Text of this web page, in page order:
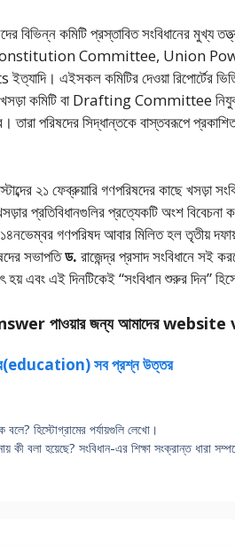
বিভিন্ন কমিটি প্রস্তাবিত সংবিধানের মুখ্য
Committee, Union
এইসকল কমিটির দেওয়া রিপাের্টের
খসড়া কমিটি বা Drafting
পরিষদের সিদ্ধান্তকে বাস্তবরূপে
২১ ফেব্রুয়ারি গণপরিষদের কাছে খসড়া
প্রতিবিধানগুলির প্রত্যেকটি অংশ বিবেচনা
গণপরিষদ আবার মিলিত হল তৃতীয়
সভাপতিড. রাজেন্দ্র প্রসাদ সংবিধানে সই
হয় এবং এই দিনটিকেই “সংবিধান শুরুর দিন”
পাওয়ার জন্য আমাদের
সব প্রশ্ন উত্তর
হিস্টোগ্রামের পর্যায়গুলি লেখো।
কী বলা হয়েছে? সংবিধান-এর শিক্ষা সংক্রান্ত ধারা